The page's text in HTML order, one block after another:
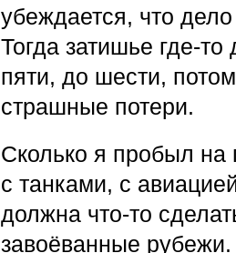
убеждается, что
Тогда затишье где-
пяти, до шести,
страшные потери.
Сколько я пробыл на
с танками, с
должна что-то
завоёванные рубежи.